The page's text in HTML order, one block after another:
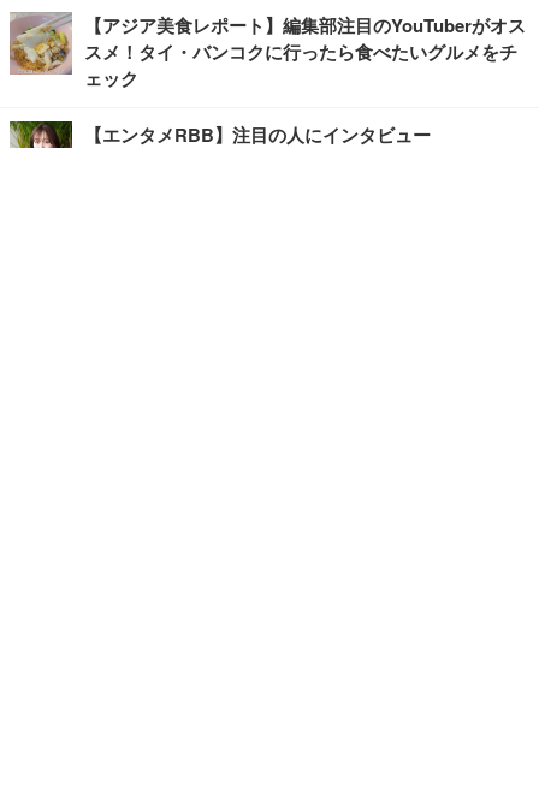
【アジア美食レポート】編集部注目のYouTuberがオス
スメ！タイ・バンコクに行ったら食べたいグルメをチ
ェック
【エンタメRBB】注目の人にインタビュー